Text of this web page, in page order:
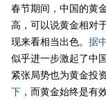
春节期间，中国的黄
高，可以说黄金相对
现来看相当出色。 据
似乎进一步激起了中
紧张局势也为黄金投
下 ，而黄金始终是有